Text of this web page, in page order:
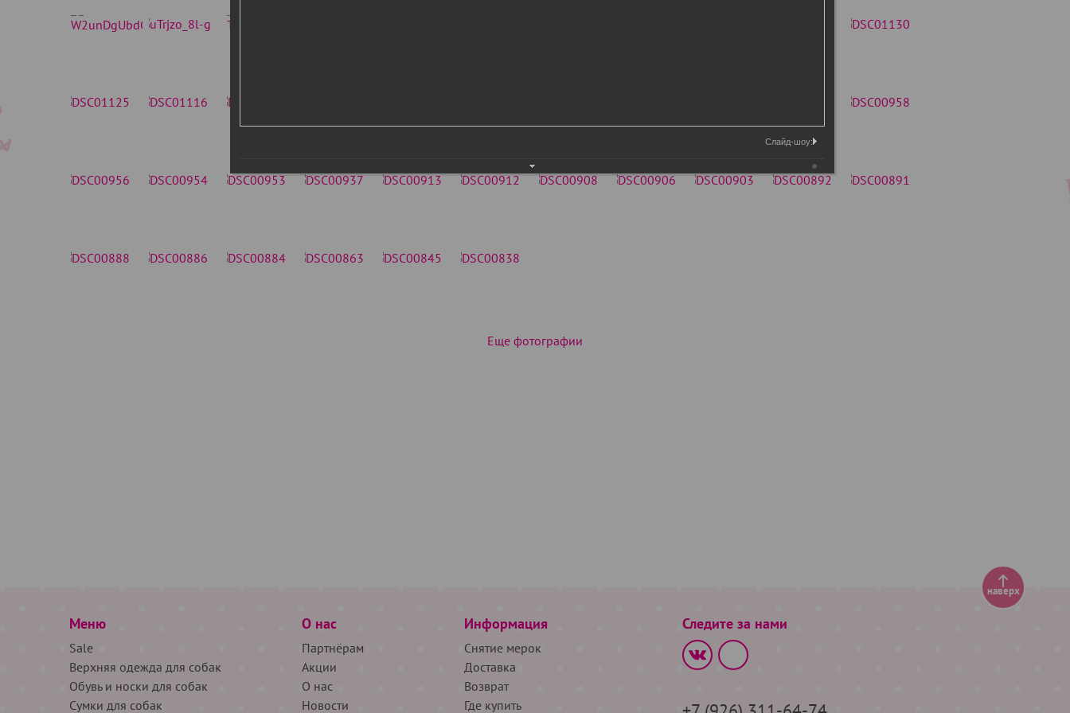
Еще фотографии
Меню
Sale
Верхняя одежда для собак
Обувь и носки для собак
Сумки для собак
О нас
Партнёрам
Акции
О нас
Новости
Информация
Снятие мерок
Доставка
Возврат
Где купить
Следите за нами
наверх
Слайд-шоу: